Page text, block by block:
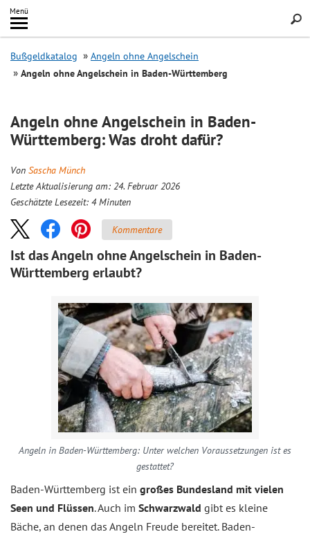
Inhalt
springen
Menü
Search
Bußgeldkatalog
Angeln ohne Angelschein
Angeln ohne Angelschein in Baden-Württemberg
Angeln ohne Angelschein in Baden-
Württemberg: Was droht dafür?
Von Sascha Münch
Letzte Aktualisierung am: 24. Februar 2026
Geschätzte Lesezeit: 4 Minuten
Kommentare
Ist das Angeln ohne Angelschein in Baden-
Württemberg erlaubt?
Angeln in Baden-Württemberg: Unter welchen Voraussetzungen ist es
gestattet?
Baden-Württemberg ist ein großes Bundesland mit vielen
Seen und Flüssen. Auch im Schwarzwald gibt es kleine
Bäche, an denen das Angeln Freude bereitet. Baden-